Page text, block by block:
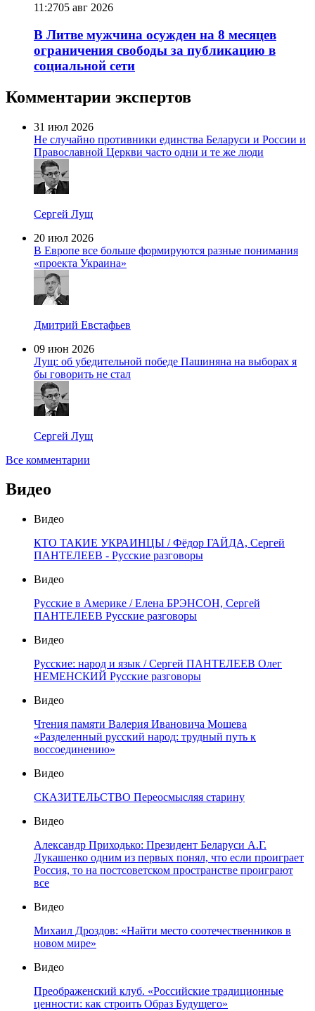
11:2705 авг 2026
В Литве мужчина осужден на 8 месяцев
ограничения свободы за публикацию в
социальной сети
Комментарии экспертов
31 июл 2026
Не случайно противники единства Беларуси и России и
Православной Церкви часто одни и те же люди
Сергей Лущ
20 июл 2026
В Европе все больше формируются разные понимания
«проекта Украина»
Дмитрий Евстафьев
09 июн 2026
Лущ: об убедительной победе Пашиняна на выборах я
бы говорить не стал
Сергей Лущ
Все комментарии
Видео
Видео
КТО ТАКИЕ УКРАИНЦЫ / Фёдор ГАЙДА, Сергей
ПАНТЕЛЕЕВ - Русские разговоры
Видео
Русские в Америке / Елена БРЭНСОН, Сергей
ПАНТЕЛЕЕВ Русские разговоры
Видео
Русские: народ и язык / Сергей ПАНТЕЛЕЕВ Олег
НЕМЕНСКИЙ Русские разговоры
Видео
Чтения памяти Валерия Ивановича Мошева
«Разделенный русский народ: трудный путь к
воссоединению»
Видео
СКАЗИТЕЛЬСТВО Переосмысляя старину
Видео
Александр Приходько: Президент Беларуси А.Г.
Лукашенко одним из первых понял, что если проиграет
Россия, то на постсоветском пространстве проиграют
все
Видео
Михаил Дроздов: «Найти место соотечественников в
новом мире»
Видео
Преображенский клуб. «Российские традиционные
ценности: как строить Образ Будущего»